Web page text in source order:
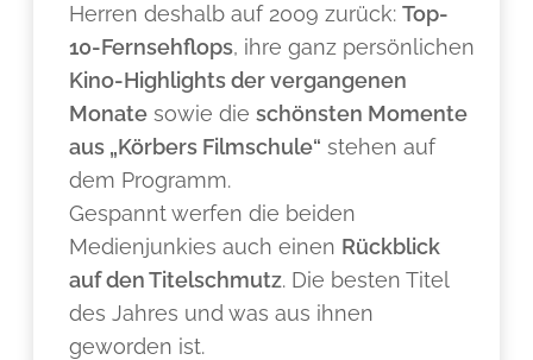
Herren deshalb auf 2009 zurück:Top-
10-Fernsehflops, ihre ganz persönlichen
Kino-Highlights der vergangenen
Monate sowie dieschönsten Momente
aus „Körbers Filmschule“ stehen auf
dem Programm.
Gespannt werfen die beiden
Medienjunkies auch einen Rückblick
auf den Titelschmutz. Die besten Titel
des Jahres und was aus ihnen
geworden ist.